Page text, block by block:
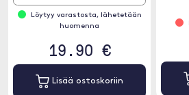
Löytyy varastosta, lähetetään
huomenna
19.90 €
Lisää ostoskoriin